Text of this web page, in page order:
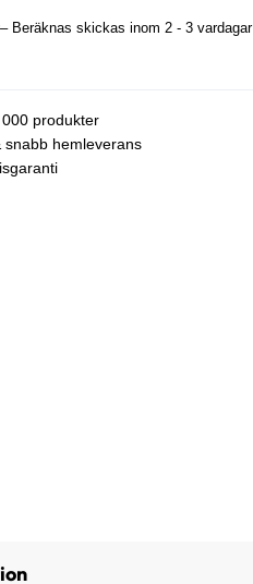
Beräknas skickas inom 2 - 3 vardagar
produkter
snabb hemleverans